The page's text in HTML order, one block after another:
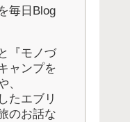
毎日Blog
『モノづ
ャンプを
、
たエブリ
のお話な